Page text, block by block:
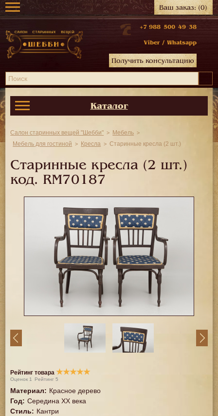
Ваш заказ:(0)
+7 988 500 49 38
Viber / Whatsapp
Получить консультацию
Каталог
Салон старинных вещей "Шебби"
Мебель
Мебель для гостиной
Кресла Старинные кресла (2 шт.)
Старинные кресла (2 шт.)
код. RM70187
Рейтинг товара ★★★★★
Оценок 1 Рейтинг5
Материал: Красное дерево
Год: Середина XX векa
Стиль: Кантри